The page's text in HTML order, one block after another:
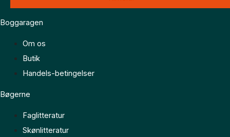
Boggaragen
Om os
Butik
Handels-betingelser
Bøgerne
Faglitteratur
Skønlitteratur